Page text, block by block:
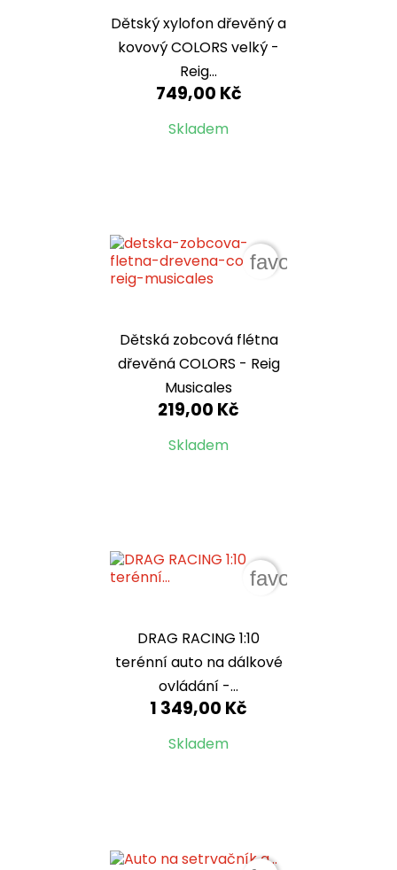
Dětský xylofon dřevěný a
kovový COLORS velký -
Reig...
749,00 Kč
Skladem
Dětská zobcová flétna
dřevěná COLORS - Reig
Musicales
219,00 Kč
Skladem
favorite_border
DRAG RACING 1:10
terénní auto na dálkové
ovládání -...
1 349,00 Kč
Skladem
favorite_border